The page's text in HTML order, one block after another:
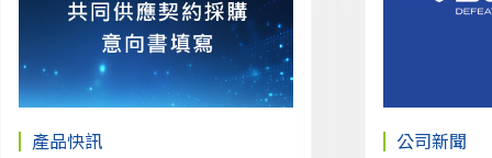
產品快訊 公司新聞